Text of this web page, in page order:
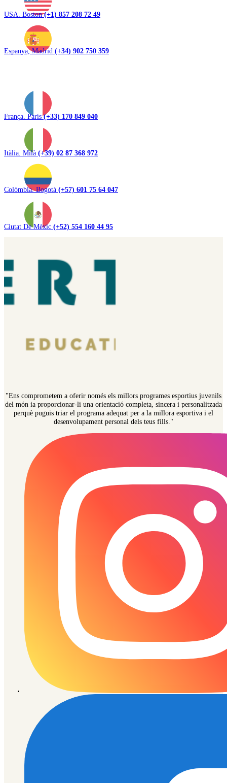
USA. Boston(+1) 857 208 72 49
Espanya, Madrid (+34) 902 750 359
França. París(+33) 170 849 040
Itàlia. Milà (+39) 02 87 368 972
Colòmbia. Bogotà (+57) 601 75 64 047
Ciutat De Mèxic (+52) 554 160 44 95
"Ens comprometem a oferir només els millors programes esportius juvenils
del món ia proporcionar-li una orientació completa, sincera i personalitzada
perquè puguis triar el programa adequat per a la millora esportiva i el
desenvolupament personal dels teus fills."